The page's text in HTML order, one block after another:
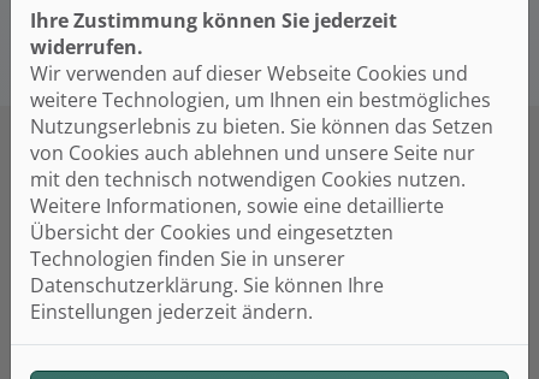
Ihre Vorteile mit Tödtmann &
Prüßner OHG Haustechnik Inhaber
Marco Prüßner e.K
Ihre Zustimmung können Sie jederzeit
widerrufen.
Wir verwenden auf dieser Webseite Cookies und
weitere Technologien, um Ihnen ein bestmögliches
Nutzungserlebnis zu bieten. Sie können das Setzen
von Cookies auch ablehnen und unsere Seite nur
mit den technisch notwendigen Cookies nutzen.
Weitere Informationen, sowie eine detaillierte
Übersicht der Cookies und eingesetzten
Technologien finden Sie in unserer
Datenschutzerklärung. Sie können Ihre
Einstellungen jederzeit ändern.